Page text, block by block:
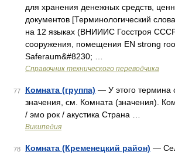
для хранения денежных средств,
документов [Терминологический
на 12 языках (ВНИИИС Госстроя
сооружения, помещения EN strong
Saferaum&#8230; …
Справочник технического переводчика
77 Комната (группа) — У этого термина
значения, см. Комната (значения).
/ эмо рок / акустика Страна …
Википедия
78 Комната (Кременецкий район) —